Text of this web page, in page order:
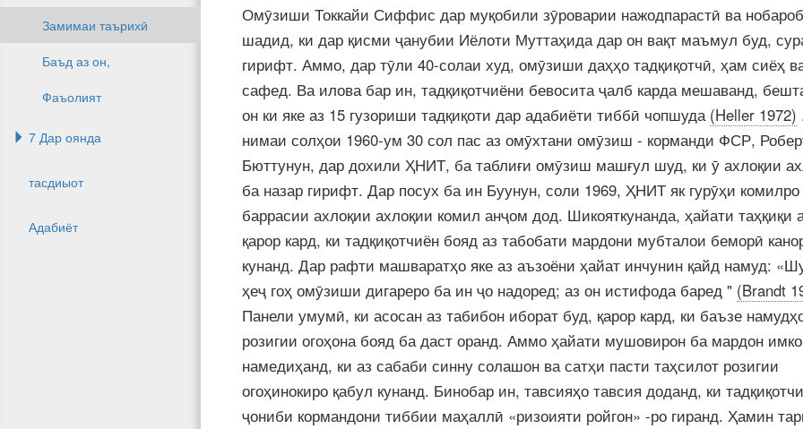
Замимаи таърихӣ
Баъд аз он,
Фаъолият
7 Дар оянда
тасдиыот
Адабиёт
Омӯзиши Токкайи Сиффис дар муқобили зӯроварии нажодпарастӣ ва
шадид, ки дар қисми ҷанубии Иёлоти Муттаҳида дар он вақт маъмул буд,
гирифт. Аммо, дар тӯли 40-солаи худ, омӯзиши даҳҳо тадқиқотчӣ, ҳам сиёҳ
сафед. Ва илова бар ин, тадқиқотчиёни бевосита ҷалб карда мешаванд,
он ки яке аз 15 гузориши тадқиқоти дар адабиёти тиббӣ чопшуда (Heller 1972)
нимаи солҳои 1960-ум 30 сол пас аз омӯхтани омӯзиш - корманди ФСР,
Бюттунун, дар дохили ҲНИТ, ба таблиғи омӯзиш машғул шуд, ки ӯ ахлоқии
ба назар гирифт. Дар посух ба ин Буунун, соли 1969, ҲНИТ як гурӯҳи
баррасии ахлоқии ахлоқии комил анҷом дод. Шикояткунанда, ҳайати таҳқиқи
қарор кард, ки тадқиқотчиён бояд аз табобати мардони мубталои беморӣ
кунанд. Дар рафти машваратҳо яке аз аъзоёни ҳайат инчунин қайд намуд:
ҳеҷ гоҳ омӯзиши дигареро ба ин ҷо надоред; аз он истифода баред " (Brandt
Панели умумӣ, ки асосан аз табибон иборат буд, қарор кард, ки баъзе
розигии огоҳона бояд ба даст оранд. Аммо ҳайати мушовирон ба мардон
намедиҳанд, ки аз сабаби синну солашон ва сатҳи пасти таҳсилот розигии
огоҳинокиро қабул кунанд. Бинобар ин, тавсияҳо тавсия доданд, ки
ҷониби кормандони тиббии маҳаллӣ «ризоияти ройгон» -ро гиранд. Ҳамин